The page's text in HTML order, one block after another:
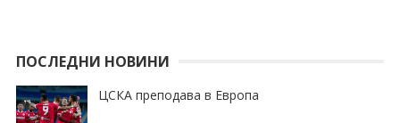
ПОСЛЕДНИ НОВИНИ
ЦСКА преподава в Европа